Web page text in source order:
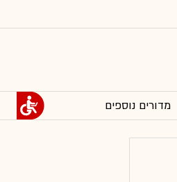
מדורים נוספים